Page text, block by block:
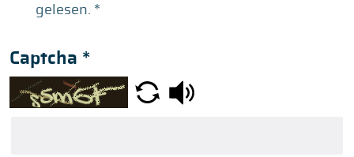
gelesen. *
Captcha *